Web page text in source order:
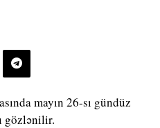
mayın 26-sı gündüz
gözlənilir.